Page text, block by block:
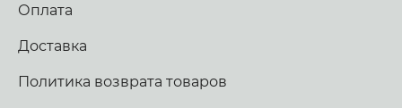
Оплата
Доставка
Политика возврата товаров